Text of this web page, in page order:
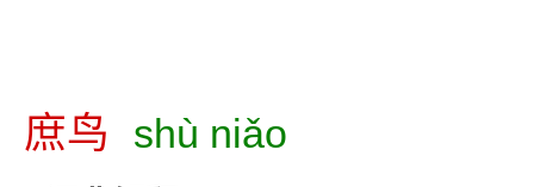
庶鸟 shù niǎo